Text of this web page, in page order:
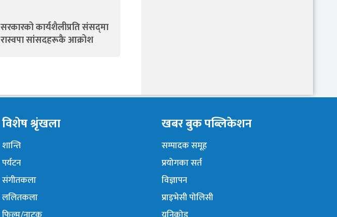
सरकारको कार्यशैलीप्रति संसद्‍मा
रास्वपा सांसदहरूकै आक्रोश
विशेष श्रृंखला
शान्ति
पर्यटन
संगीतकला
ललितकला
खबर बुक पब्लिकेशन
सम्पादक समूह
प्रयोगका सर्त
विज्ञापन
प्राइभेसी पोलिसी